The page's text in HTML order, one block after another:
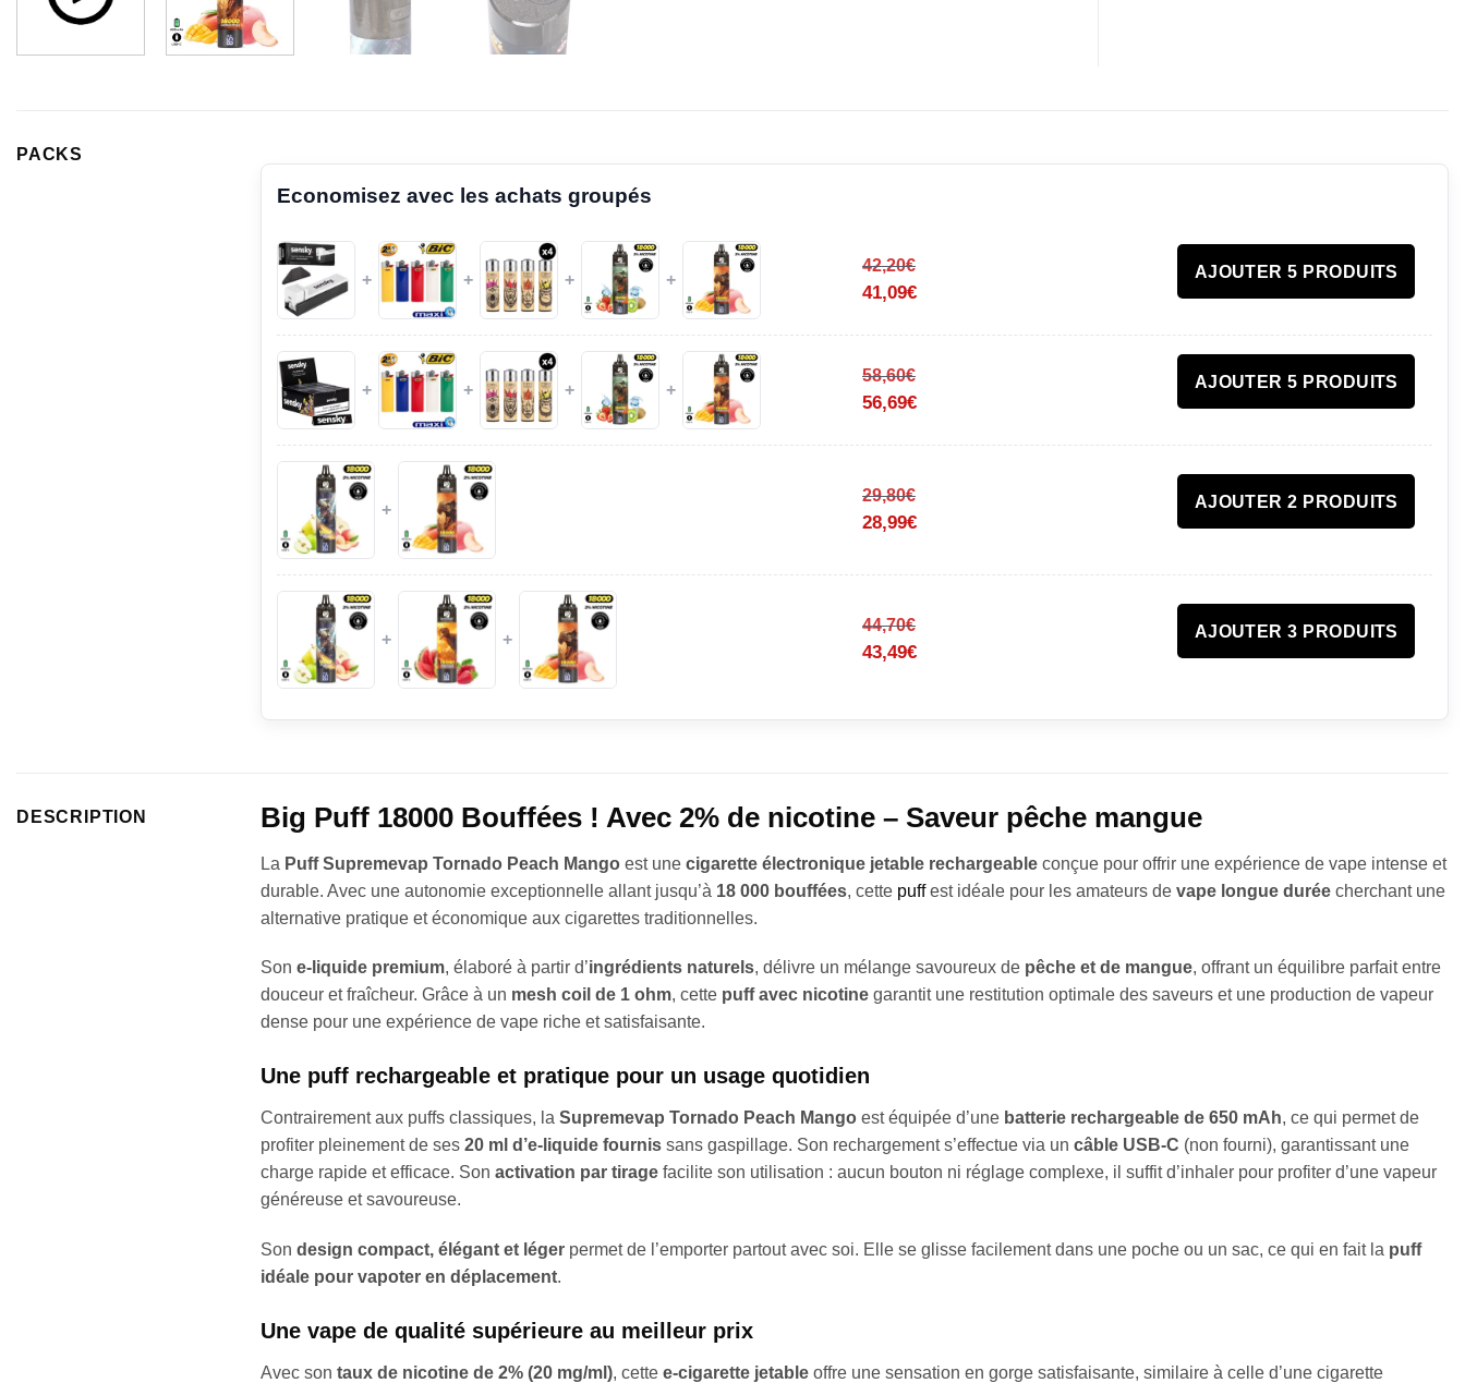
PACKS
Economisez avec les achats groupés
+ + + +
42,20€
41,09€
AJOUTER 5 PRODUITS
+ + + +
58,60€
56,69€
AJOUTER 5 PRODUITS
+
29,80€
28,99€
AJOUTER 2 PRODUITS
+ +
44,70€
43,49€
AJOUTER 3 PRODUITS
DESCRIPTION Big Puff 18000 Bouffées ! Avec 2% de nicotine – Saveur pêche mangue
La Puff Supremevap Tornado Peach Mango est une cigarette électronique jetable rechargeable conçue pour offrir une expérience de vape intense et
durable. Avec une autonomie exceptionnelle allant jusqu’à 18 000 bouffées, cette puffest idéale pour les amateurs de vape longue durée cherchant une
alternative pratique et économique aux cigarettes traditionnelles.
Son e-liquide premium, élaboré à partir d’ingrédients naturels, délivre un mélange savoureux de pêche et de mangue, offrant un équilibre parfait entre
douceur et fraîcheur. Grâce à un mesh coil de 1 ohm, cette puff avec nicotine garantit une restitution optimale des saveurs et une production de vapeur
dense pour une expérience de vape riche et satisfaisante.
Une puff rechargeable et pratique pour un usage quotidien
Contrairement aux puffs classiques, la Supremevap Tornado Peach Mango est équipée d’une batterie rechargeable de 650 mAh, ce qui permet de
profiter pleinement de ses 20 ml d’e-liquide fournis sans gaspillage. Son rechargement s’effectue via un câble USB-C (non fourni), garantissant une
charge rapide et efficace. Son activation par tirage facilite son utilisation : aucun bouton ni réglage complexe, il suffit d’inhaler pour profiter d’une vapeur
généreuse et savoureuse.
Son design compact, élégant et léger permet de l’emporter partout avec soi. Elle se glisse facilement dans une poche ou un sac, ce qui en fait la puff
idéale pour vapoter en déplacement.
Une vape de qualité supérieure au meilleur prix
Avec son taux de nicotine de 2% (20 mg/ml), cette e-cigarette jetable offre une sensation en gorge satisfaisante, similaire à celle d’une cigarette